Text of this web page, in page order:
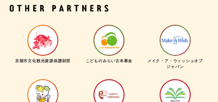
京都市文化観光資源保護財団 こどものみらい古本募金
メイク・ア・ウィッシュオブ
ジャパン